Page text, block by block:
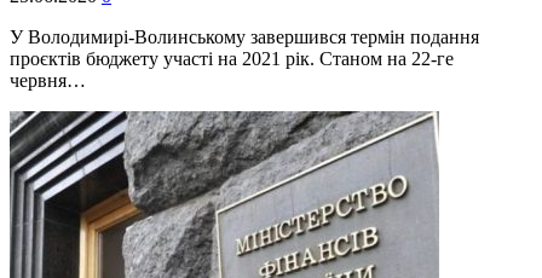
У Володимирі-Волинському завершився термін подання
проєктів бюджету участі на 2021 рік. Станом на 22-ге
червня…